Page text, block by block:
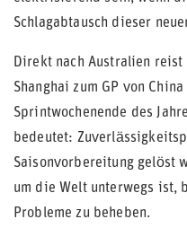
Schlagabtausch dieser
Direkt nach Australien
Shanghai zum GP von
Sprintwochenende des
bedeutet:
Saisonvorbereitung gelöst
um die Welt unterwegs ist,
Probleme zu beheben.